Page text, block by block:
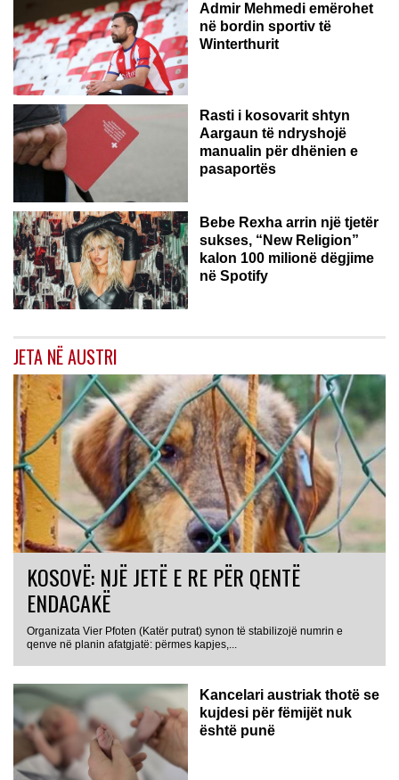
Admir Mehmedi emërohet
në bordin sportiv të
Winterthurit
Rasti i kosovarit shtyn
Aargaun të ndryshojë
manualin për dhënien e
pasaportës
Bebe Rexha arrin një tjetër
sukses, “New Religion”
kalon 100 milionë dëgjime
në Spotify
JETA NË AUSTRI
KOSOVË: NJË JETË E RE PËR QENTË
ENDACAKË
Organizata Vier Pfoten (Katër putrat) synon të stabilizojë numrin e
qenve në planin afatgjatë: përmes kapjes,...
Kancelari austriak thotë se
kujdesi për fëmijët nuk
është punë